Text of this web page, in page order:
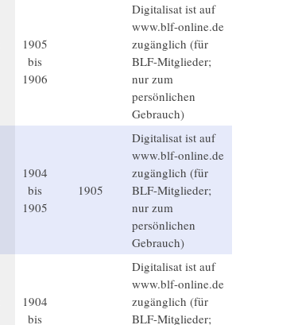
1905
bis
1906
Digitalisat ist auf
www.blf-online.de
zugänglich (für
BLF-Mitglieder;
nur zum
persönlichen
Gebrauch)
1904
bis
1905
1905
Digitalisat ist auf
www.blf-online.de
zugänglich (für
BLF-Mitglieder;
nur zum
persönlichen
Gebrauch)
1904
bis
Digitalisat ist auf
www.blf-online.de
zugänglich (für
BLF-Mitglieder;